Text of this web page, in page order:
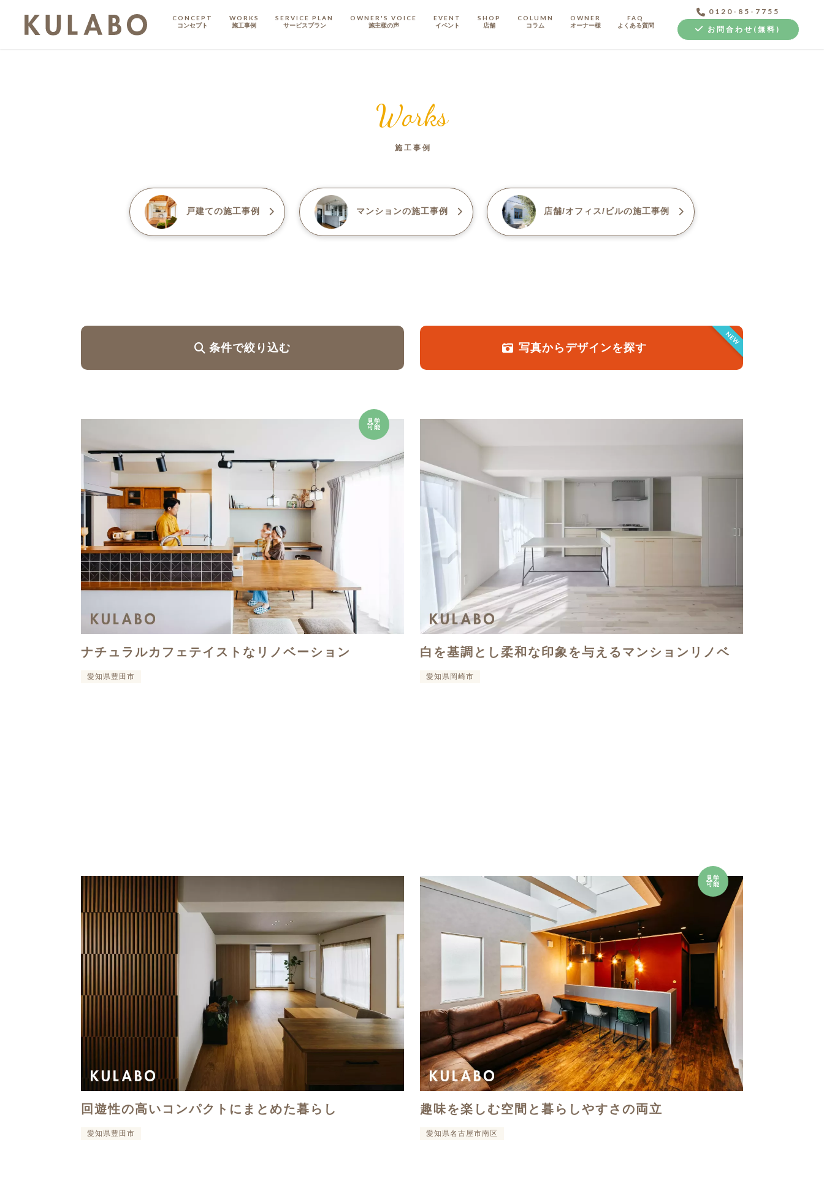
CONCEPT
コンセプト
WORKS
施工事例
SERVICE PLAN
サービスプラン
OWNER'S VOICE
施主樣の声
EVENT
イベント
SHOP
店舗
COLUMN
コラム
OWNER
オーナー様
FAQ
よくある質問
0120-85-7755
お問合わせ(無料)
Works
施工事例
戸建ての施工事例 マンションの施工事例 店舗/オフィス/ビルの施工事例
条件で絞り込む
NEW
写真からデザインを探す
見学
可能
ナチュラルカフェテイストなリノベーション
愛知県豊田市
白を基調とし柔和な印象を与えるマンションリノベ
愛知県岡崎市
回遊性の高いコンパクトにまとめた暮らし
愛知県豊田市
見学
可能
趣味を楽しむ空間と暮らしやすさの両立
愛知県名古屋市南区